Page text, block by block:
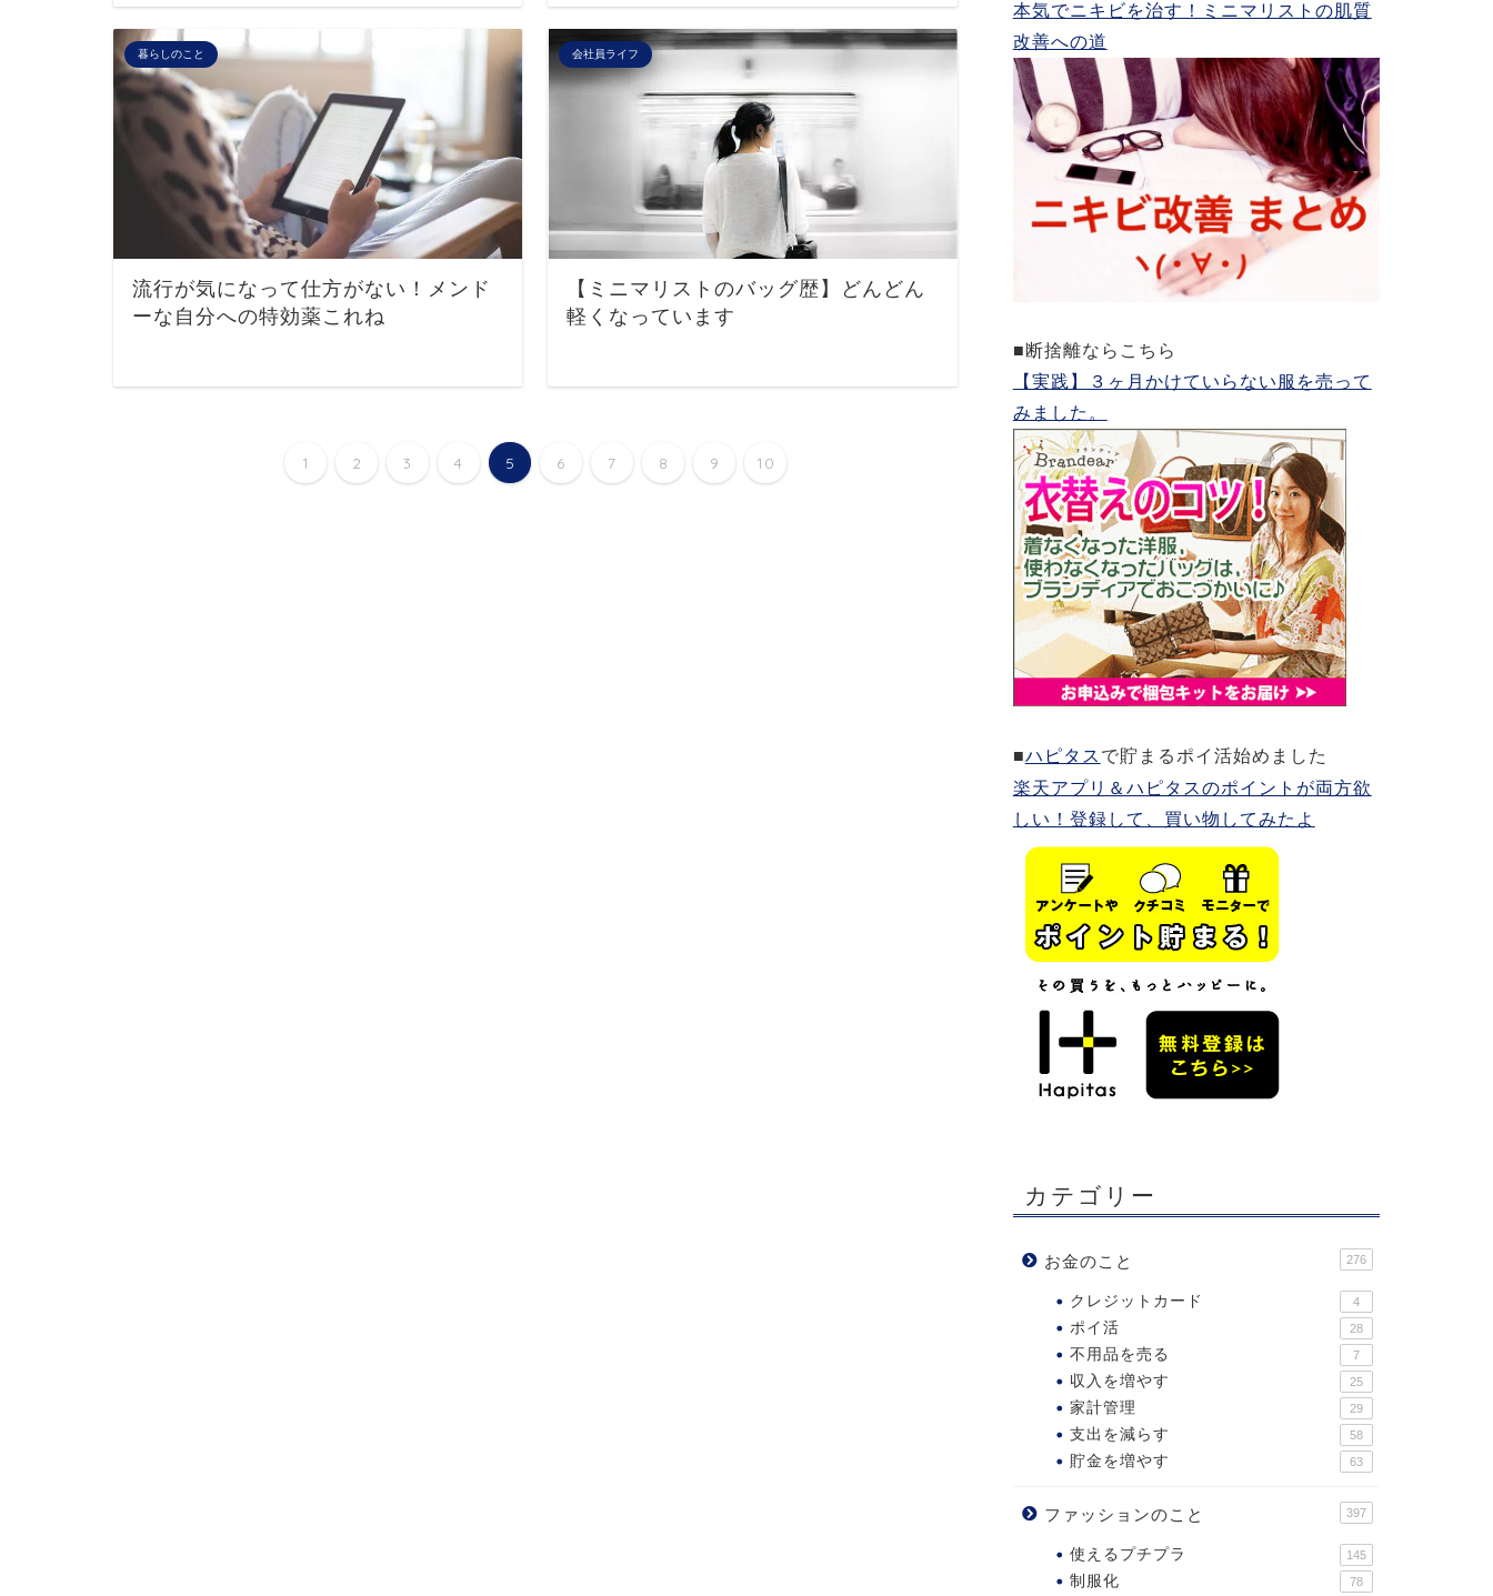
暮らしのこと
流行が気になって仕方がない！メンド
ーな自分への特効薬これね
会社員ライフ
【ミニマリストのバッグ歴】どんどん
軽くなっています
1 2 3 4 5 6 7 8 9 10
本気でニキビを治す！ミニマリストの肌質
改善への道
■断捨離ならこちら
【実践】３ヶ月かけていらない服を売って
みました。
■ハピタス で貯まるポイ活始めました
楽天アプリ＆ハピタスのポイントが両方欲
しい！登録して、買い物してみたよ
カテゴリー
お金のこと 276
クレジットカード 4
ポイ活 28
不用品を売る 7
収入を増やす 25
家計管理 29
支出を減らす 58
貯金を増やす 63
ファッションのこと 397
使えるプチプラ 145
制服化 78